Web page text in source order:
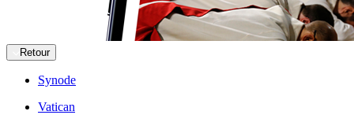
Retour
Synode
Vatican